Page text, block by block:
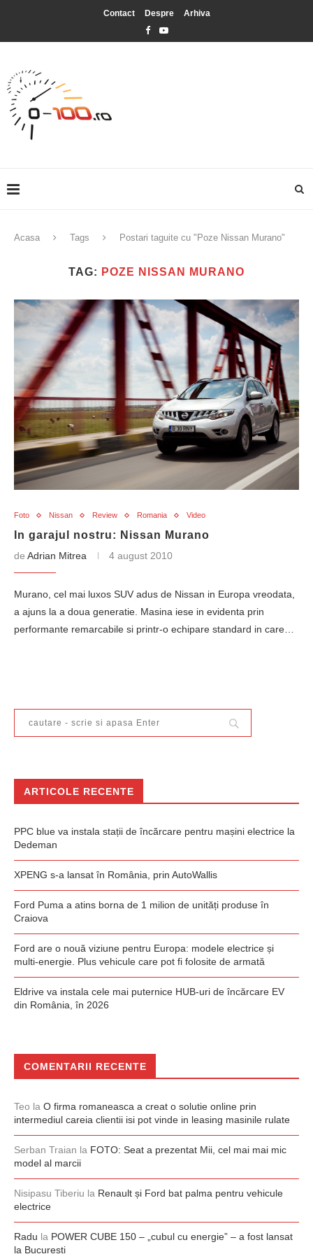
Contact Despre Arhiva
Acasa Tags Postari taguite cu "Poze Nissan Murano"
TAG: POZE NISSAN MURANO
Foto Nissan Review Romania Video
In garajul nostru: Nissan Murano
de Adrian Mitrea 4 august 2010
Murano, cel mai luxos SUV adus de Nissan in Europa vreodata,
a ajuns la a doua generatie. Masina iese in evidenta prin
performante remarcabile si printr-o echipare standard in care…
ARTICOLE RECENTE
PPC blue va instala stații de încărcare pentru mașini electrice la
Dedeman
XPENG s-a lansat în România, prin AutoWallis
Ford Puma a atins borna de 1 milion de unități produse în
Craiova
Ford are o nouă viziune pentru Europa: modele electrice și
multi-energie. Plus vehicule care pot fi folosite de armată
Eldrive va instala cele mai puternice HUB-uri de încărcare EV
din România, în 2026
COMENTARII RECENTE
Teo la O firma romaneasca a creat o solutie online prin
intermediul careia clientii isi pot vinde in leasing masinile rulate
Serban Traian la FOTO: Seat a prezentat Mii, cel mai mai mic
model al marcii
Nisipasu Tiberiu la Renault și Ford bat palma pentru vehicule
electrice
Radu la POWER CUBE 150 – „cubul cu energie” – a fost lansat
la București